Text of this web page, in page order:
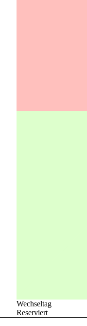
Wechseltag
Reserviert